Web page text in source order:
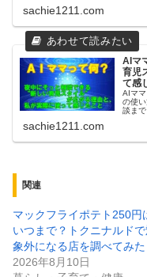
sachie1211.com
AIマ
育児
て感
AIマ
の使
談ま
sachie1211.com
関連
マックフライポテト250円
いつまで？トクニナルド
象外になる店を調べてみた
2026年8月10日